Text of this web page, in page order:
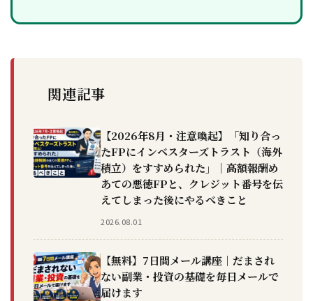
関連記事
【2026年8月・注意喚起】「知り合っ
たFPにインベスターズトラスト（海外
積立）をすすめられた」｜高額報酬め
あての悪徳FPと、クレジット番号を伝
えてしまった後にやるべきこと
2026.08.01
【無料】7日間メール講座｜だまされ
ない副業・投資の基礎を毎日メールで
届けます